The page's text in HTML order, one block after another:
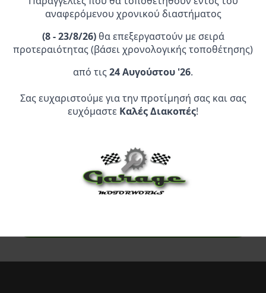
Επίσημος Αντιπρόσωπος:
αναφερόμενου χρονικού διαστήματος
(8 - 23/8/26)θα επεξεργαστούν με σειρά
προτεραιότητας (βάσει χρονολογικής τοποθέτησης)
από τις24 Αυγούστου '26.
Σας ευχαριστούμε για την προτίμησή σας και σας
ευχόμαστε Καλές Διακοπές!